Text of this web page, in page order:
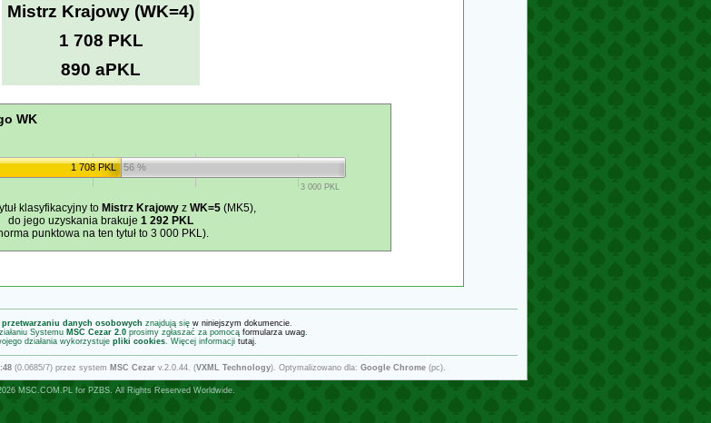
Mistrz Krajowy (WK=4)
1 708 PKL
890 aPKL
WK
3 000 PKL
1 708 PKL 56 %
klasyfikacyjny to Mistrz Krajowyz WK=5(MK5),
do jego uzyskania brakuje 1 292 PKL
punktowa na ten tytuł to 3 000 PKL).
przetwarzaniu danych osobowych znajdują się w niniejszym dokumencie.
Systemu MSC Cezar 2.0 prosimy zgłaszać za pomocą formularza uwag.
działania wykorzystuje pliki cookies. Więcej informacji tutaj.
(0.0685/7) przez system MSC Cezar v.2.0.44. (VXML Technology). Optymalizowano dla: Google Chrome (pc).
MSC.COM.PLfor PZBS. All Rights Reserved Worldwide.